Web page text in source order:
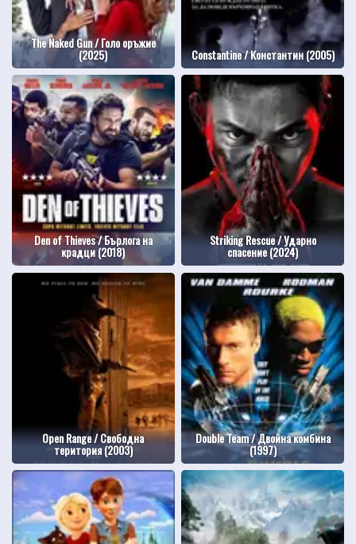
The Naked Gun / Голо оръжие
(2025) Constantine / Константин (2005)
Den of Thieves / Бърлога на
крадци (2018)
Striking Rescue / Ударно
спасение (2024)
Open Range / Свободна
територия (2003)
Double Team / Двойна комбина
(1997)